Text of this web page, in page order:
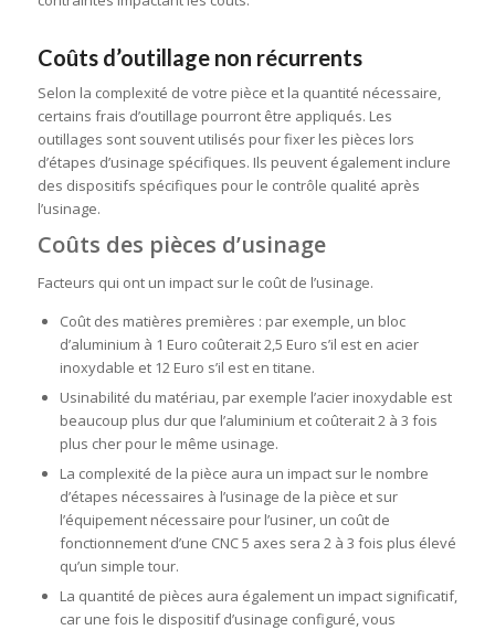
Coûts d’outillage non récurrents
Selon la complexité de votre pièce et la quantité nécessaire,
certains frais d’outillage pourront être appliqués. Les
outillages sont souvent utilisés pour fixer les pièces lors
d’étapes d’usinage spécifiques. Ils peuvent également inclure
des dispositifs spécifiques pour le contrôle qualité après
l’usinage.
Coûts des pièces d’usinage
Facteurs qui ont un impact sur le coût de l’usinage.
Coût des matières premières : par exemple, un bloc
d’aluminium à 1 Euro coûterait 2,5 Euro s’il est en acier
inoxydable et 12 Euro s’il est en titane.
Usinabilité du matériau, par exemple l’acier inoxydable est
beaucoup plus dur que l’aluminium et coûterait 2 à 3 fois
plus cher pour le même usinage.
La complexité de la pièce aura un impact sur le nombre
d’étapes nécessaires à l’usinage de la pièce et sur
l’équipement nécessaire pour l’usiner, un coût de
fonctionnement d’une CNC 5 axes sera 2 à 3 fois plus élevé
qu’un simple tour.
La quantité de pièces aura également un impact significatif,
car une fois le dispositif d’usinage configuré, vous